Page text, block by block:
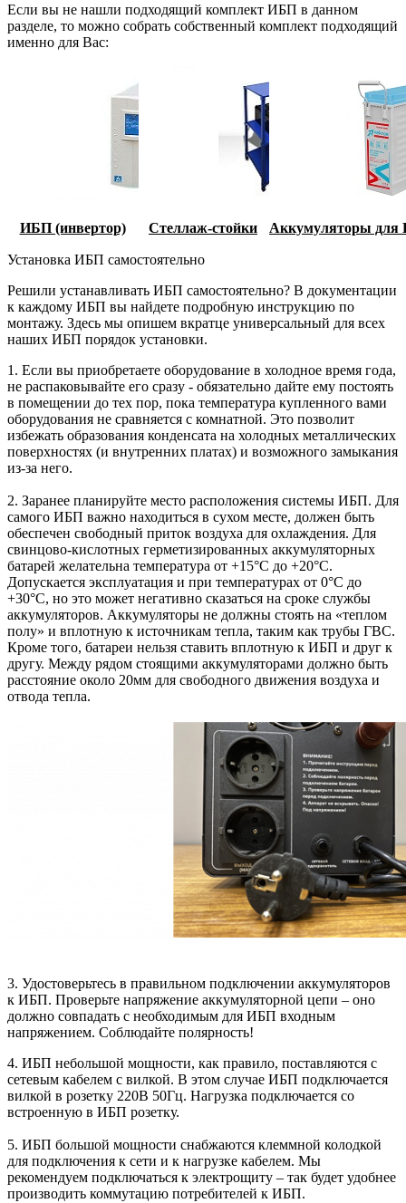
Если вы не нашли подходящий комплект ИБП в данном
разделе, то можно собрать собственный комплект подходящий
именно для Вас:
ИБП (инвертор) Стеллаж-стойки Аккумуляторы
Установка ИБП самостоятельно
Решили устанавливать ИБП самостоятельно? В документации
к каждому ИБП вы найдете подробную инструкцию по
монтажу. Здесь мы опишем вкратце универсальный для всех
наших ИБП порядок установки.
1. Если вы приобретаете оборудование в холодное время года,
не распаковывайте его сразу - обязательно дайте ему постоять
в помещении до тех пор, пока температура купленного вами
оборудования не сравняется с комнатной. Это позволит
избежать образования конденсата на холодных металлических
поверхностях (и внутренних платах) и возможного замыкания
из-за него.
2. Заранее планируйте место расположения системы ИБП. Для
самого ИБП важно находиться в сухом месте, должен быть
обеспечен свободный приток воздуха для охлаждения. Для
свинцово-кислотных герметизированных аккумуляторных
батарей желательна температура от +15°С до +20°С.
Допускается эксплуатация и при температурах от 0°С до
+30°С, но это может негативно сказаться на сроке службы
аккумуляторов. Аккумуляторы не должны стоять на «теплом
полу» и вплотную к источникам тепла, таким как трубы ГВС.
Кроме того, батареи нельзя ставить вплотную к ИБП и друг к
другу. Между рядом стоящими аккумуляторами должно быть
расстояние около 20мм для свободного движения воздуха и
отвода тепла.
3. Удостоверьтесь в правильном подключении аккумуляторов
к ИБП. Проверьте напряжение аккумуляторной цепи – оно
должно совпадать с необходимым для ИБП входным
напряжением. Соблюдайте полярность!
4. ИБП небольшой мощности, как правило, поставляются с
сетевым кабелем с вилкой. В этом случае ИБП подключается
вилкой в розетку 220В 50Гц. Нагрузка подключается со
встроенную в ИБП розетку.
5. ИБП большой мощности снабжаются клеммной колодкой
для подключения к сети и к нагрузке кабелем. Мы
рекомендуем подключаться к электрощиту – так будет удобнее
производить коммутацию потребителей к ИБП.